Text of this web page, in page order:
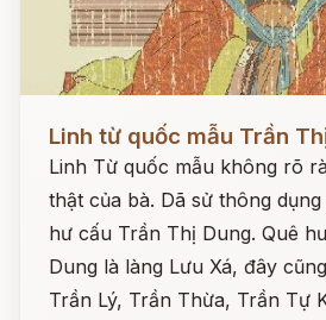
Linh từ quốc mẫu Trần
Linh Từ quốc mẫu không rõ
thật của bà. Dã sử thông
hư cấu Trần Thị Dung. Quê
Dung là làng Lưu Xá, đây
Trần Lý, Trần Thừa, Trần Tự